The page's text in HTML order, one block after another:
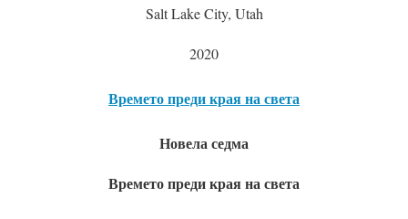
Salt Lake City, Utah
2020
Времето преди края на света
Новела седма
Времето преди края на света